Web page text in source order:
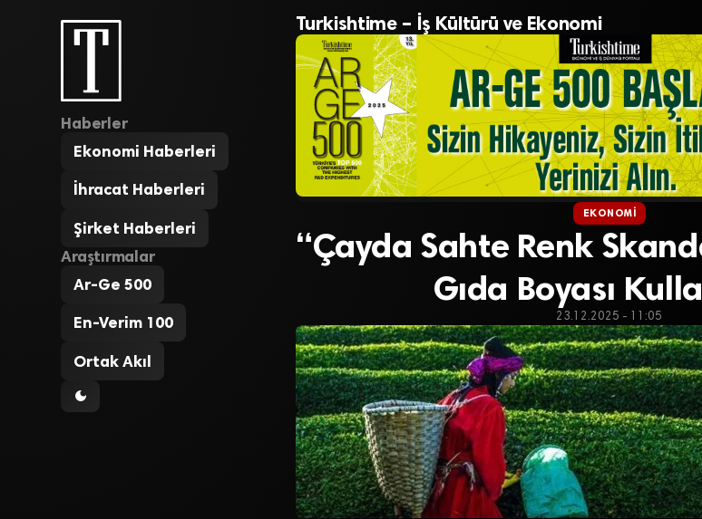
Haberler
Ekonomi Haberleri
İhracat Haberleri
Şirket Haberleri
Araştırmalar
Ar-Ge 500
En-Verim 100
Ortak Akıl
Turkishtime – İş Kültürü ve Ekonomi
EKONOMI
“Çayda Sahte Renk
Gıda Boyası
23.12.2025 - 11:05